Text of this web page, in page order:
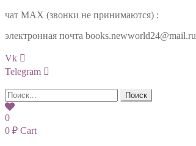
чат МАХ (звонки не принимаются) :
электронная почта books.newworld24@mail.ru
Vk
Telegram
Поиск
0
0 ₽ Cart